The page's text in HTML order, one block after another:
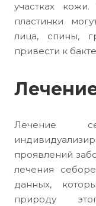
участках
пластинки
лица, спины,
привести к
Лечение
проявлений
лечения
данных,
природу